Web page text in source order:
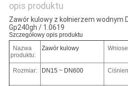
opis produktu
Zawór kulowy z kołnierzem wodnym
Gp240gh / 1.0619
Szczegółowy opis produktu
Nazwa
produktu:
Zawór kulowy
Rozmiar: DN15 ~ DN600